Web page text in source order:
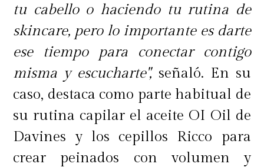
● Upsalita: mineral en polvo que
ayuda a absorber el exceso de sudor
superficial de la piel, brindando un
efecto mate al instante.
● Arcilla de Caolín: rica en
minerales, ayuda a absorber el
exceso de grasa superficial de la piel.
tu cabello o haciendo tu rutina de
skincare, pero lo importante es darte
ese tiempo para conectar contigo
misma y escucharte",señaló. En su
caso, destaca como parte habitual de
su rutina capilar el aceite OI Oil de
Davines y los cepillos Ricco para
crear peinados con volumen y